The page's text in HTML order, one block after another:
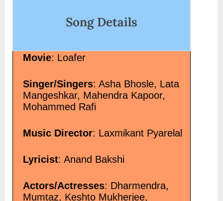
Song Details
Movie: Loafer
Singer/Singers: Asha Bhosle, Lata
Mangeshkar, Mahendra Kapoor,
Mohammed Rafi
Music Director: Laxmikant Pyarelal
Lyricist: Anand Bakshi
Actors/Actresses: Dharmendra,
Mumtaz, Keshto Mukherjee,